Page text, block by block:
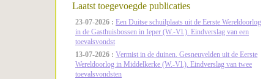
Laatst toegevoegde publicaties
23-07-2026 : Een Duitse schuilplaats uit de Eerste Wereldoorlog
in de Gasthuisbossen in Ieper (W.-Vl.). Eindverslag van een
toevalsvondst
13-07-2026 : Vermist in de duinen. Gesneuvelden uit de Eerste
Wereldoorlog in Middelkerke (W.-Vl.). Eindverslag van twee
toevalsvondsten